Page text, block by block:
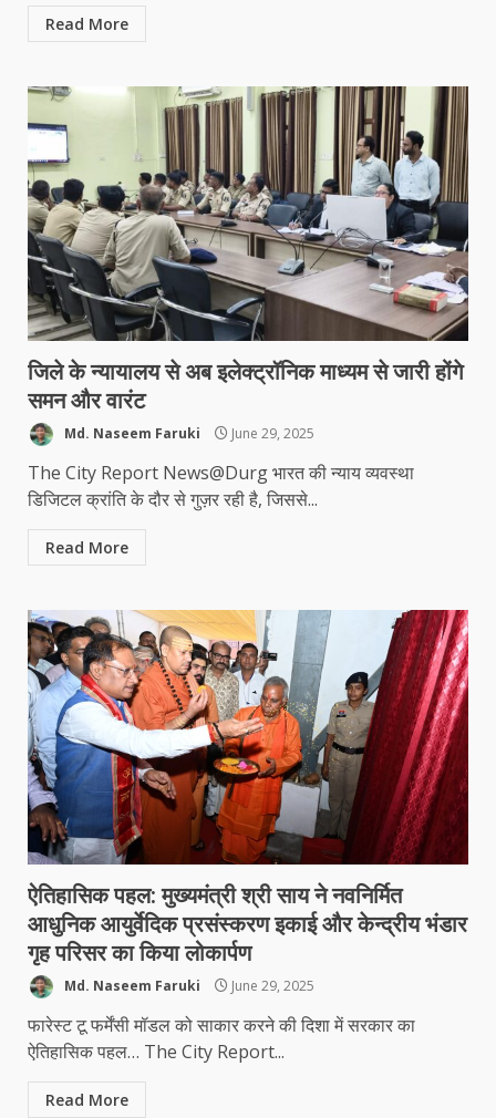
Read More
जिले के न्यायालय से अब इलेक्ट्रॉनिक माध्यम से जारी होंगे
समन और वारंट
Md. Naseem Faruki June 29, 2025
The City Report News@Durg भारत की न्याय व्यवस्था
डिजिटल क्रांति के दौर से गुज़र रही है, जिससे...
Read More
ऐतिहासिक पहल: मुख्यमंत्री श्री साय ने नवनिर्मित
आधुनिक आयुर्वेदिक प्रसंस्करण इकाई और केन्द्रीय भंडार
गृह परिसर का किया लोकार्पण
Md. Naseem Faruki June 29, 2025
फारेस्ट टू फर्मेंसी मॉडल को साकार करने की दिशा में सरकार का
ऐतिहासिक पहल… The City Report...
Read More